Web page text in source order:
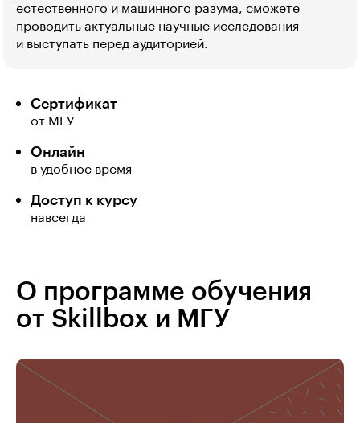
естественного и машинного разума, сможете
проводить актуальные научные исследования
и выступать перед аудиторией.
Сертификат
от МГУ
Онлайн
в удобное время
Доступ к курсу
навсегда
О программе обучения
от Skillbox и МГУ